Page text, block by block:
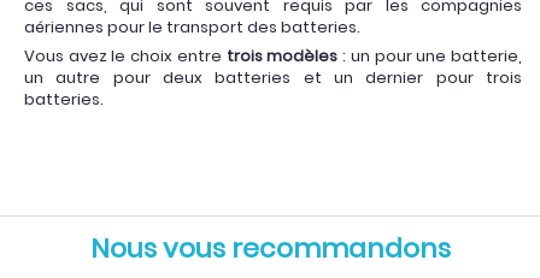
ces sacs, qui sont souvent requis par les compagnies
aériennes pour le transport des batteries.
Vous avez le choix entre trois modèles : un pour une batterie,
un autre pour deux batteries et un dernier pour trois
batteries.
Nous vous recommandons